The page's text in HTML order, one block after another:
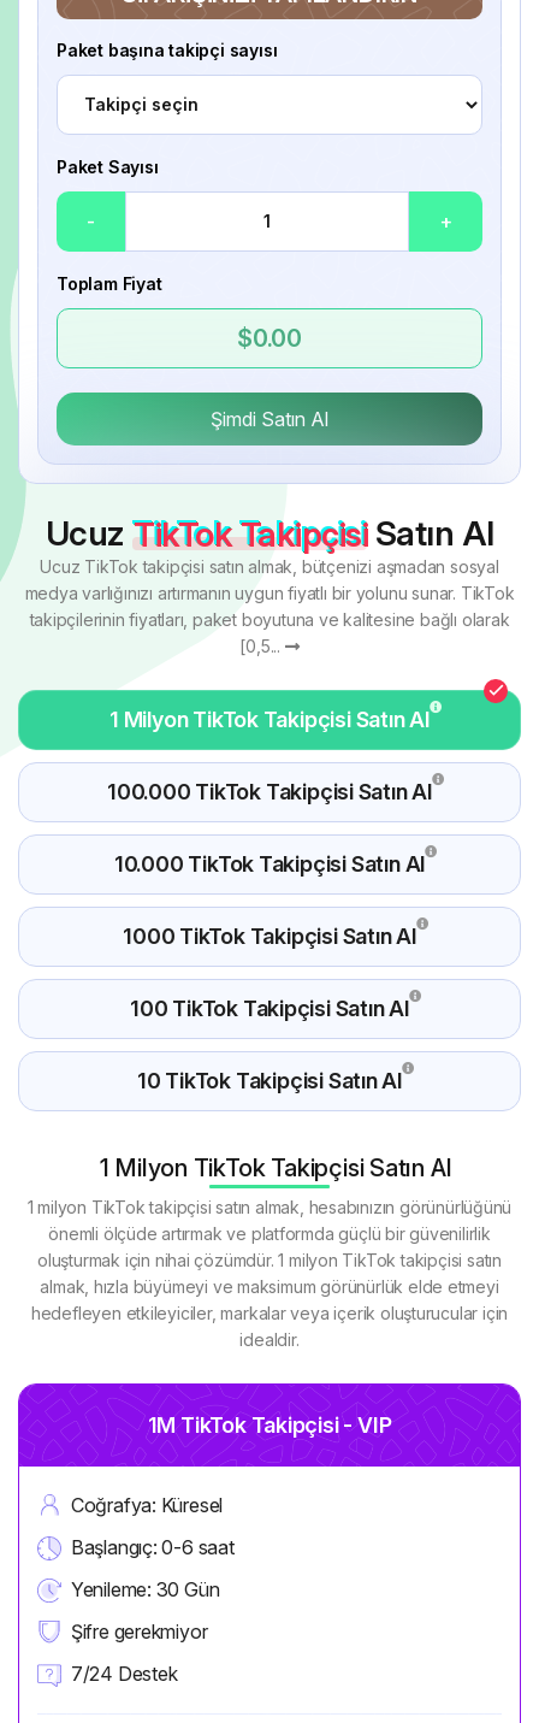
Paket başına takipçi sayısı
Paket Sayısı
- +
Toplam Fiyat
$0.00
Şimdi Satın Al
Ucuz TikTok TakipçisiSatın Al
Ucuz TikTok takipçisi satın almak, bütçenizi aşmadan sosyal
medya varlığınızı artırmanın uygun fiyatlı bir yolunu sunar. TikTok
takipçilerinin fiyatları, paket boyutuna ve kalitesine bağlı olarak
[0,5...
1 Milyon TikTok Takipçisi Satın Al
100.000 TikTok Takipçisi Satın Al
10.000 TikTok Takipçisi Satın Al
1000 TikTok Takipçisi Satın Al
100 TikTok Takipçisi Satın Al
10 TikTok Takipçisi Satın Al
1 Milyon TikTok Takipçisi Satın Al
1 milyon TikTok takipçisi satın almak, hesabınızın görünürlüğünü
önemli ölçüde artırmak ve platformda güçlü bir güvenilirlik
oluşturmak için nihai çözümdür. 1 milyon TikTok takipçisi satın
almak, hızla büyümeyi ve maksimum görünürlük elde etmeyi
hedefleyen etkileyiciler, markalar veya içerik oluşturucular için
idealdir.
1M TikTok Takipçisi - VIP
Coğrafya: Küresel
Başlangıç: 0-6 saat
Yenileme: 30 Gün
Şifre gerekmiyor
7/24 Destek